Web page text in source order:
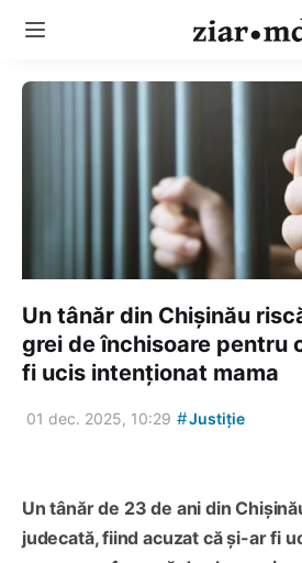
Un tânăr din Chișinău
grei de închisoare pentru
fi ucis intenționat mama
01 dec. 2025, 10:29 #Justiție
Un tânăr de 23 de ani din
judecată, fiind acuzat că și-ar fi